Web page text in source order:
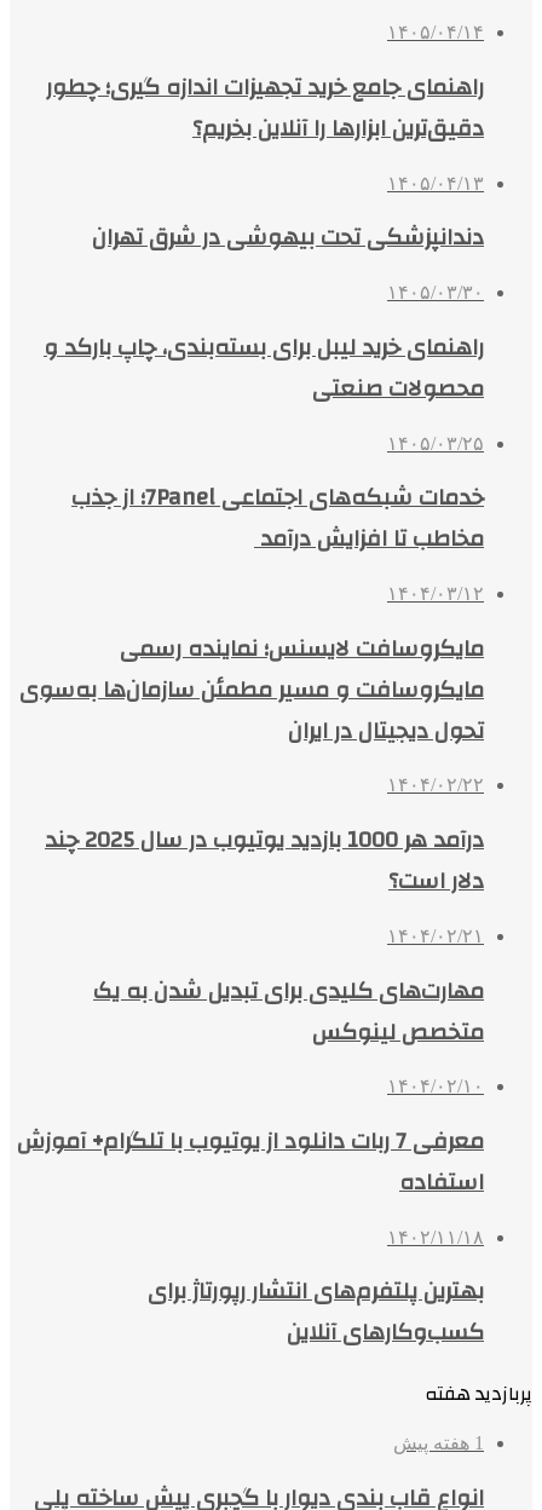
۱۴۰۵/۰۴/۱۴
راهنمای جامع خرید تجهیزات اندازه گیری؛ چطور
دقیق‌ترین ابزارها را آنلاین بخریم؟
۱۴۰۵/۰۴/۱۳
دندانپزشکی تحت بیهوشی در شرق تهران
۱۴۰۵/۰۳/۳۰
راهنمای خرید لیبل برای بسته‌بندی، چاپ بارکد و
محصولات صنعتی
۱۴۰۵/۰۳/۲۵
خدمات شبکه‌های اجتماعی 7Panel؛ از جذب
مخاطب تا افزایش درآمد
۱۴۰۴/۰۳/۱۲
مایکروسافت لایسنس؛ نماینده رسمی
مایکروسافت و مسیر مطمئن سازمان‌ها به‌سوی
تحول دیجیتال در ایران
۱۴۰۴/۰۲/۲۲
درآمد هر 1000 بازدید یوتیوب در سال 2025 چند
دلار است؟
۱۴۰۴/۰۲/۲۱
مهارت‌های کلیدی برای تبدیل شدن به یک
متخصص لینوکس
۱۴۰۴/۰۲/۱۰
معرفی 7 ربات دانلود از یوتیوب با تلگرام+ آموزش
استفاده
۱۴۰۲/۱۱/۱۸
بهترین پلتفرم‌های انتشار رپورتاژ برای
کسب‌وکارهای آنلاین
پربازدید هفته
1 هفته پیش
انواع قاب بندی دیوار با گچبری پیش ساخته پلی